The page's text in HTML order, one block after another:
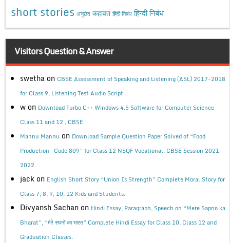
short stories अनुछेद कहावत हिंदी निबंध हिन्दी निबंध
Visitors Question & Answer
swetha on CBSE Assessment of Speaking and Listening (ASL) 2017-2018
for Class 9, Listening Test Audio Script
w on Download Turbo C++ Windows 4.5 Software for Computer Science
Class 11 and 12 , CBSE
Mannu Mannu on Download Sample Question Paper Solved of “Food
Production- Code 809” for Class 12 NSQF Vocational, CBSE Session 2021-
2022.
jack on English Short Story “Union Is Strength” Complete Moral Story for
Class 7, 8, 9, 10, 12 Kids and Students.
Divyansh Sachan on Hindi Essay, Paragraph, Speech on “Mere Sapno ka
Bharat”, “मेरे सपनों का भारत” Complete Hindi Essay for Class 10, Class 12 and
Graduation Classes.